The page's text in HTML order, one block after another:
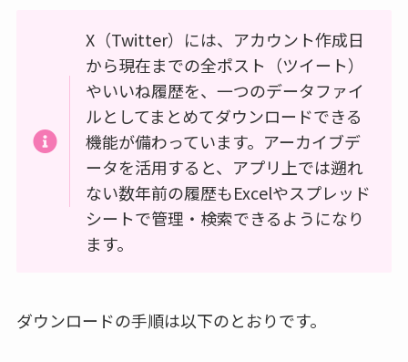
X（Twitter）には、アカウント作成日
から現在までの全ポスト（ツイート）
やいいね履歴を、一つのデータファイ
ルとしてまとめてダウンロードできる
機能が備わっています。アーカイブデ
ータを活用すると、アプリ上では遡れ
ない数年前の履歴もExcelやスプレッド
シートで管理・検索できるようになり
ます。
ダウンロードの手順は以下のとおりです。